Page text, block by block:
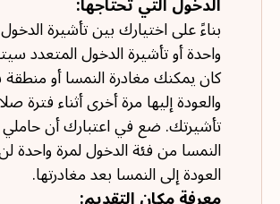
بناءً على اختيارك بين تأشيرة
واحدة أو تأشيرة الدخول المتعدد
كان يمكنك مغادرة النمسا أو
والعودة إليها مرة أخرى أثناء فترة
تأشيرتك. ضع في اعتبارك أن حاملي
النمسا من فئة الدخول لمرة واحدة
العودة إلى النمسا بعد مغادرتها.